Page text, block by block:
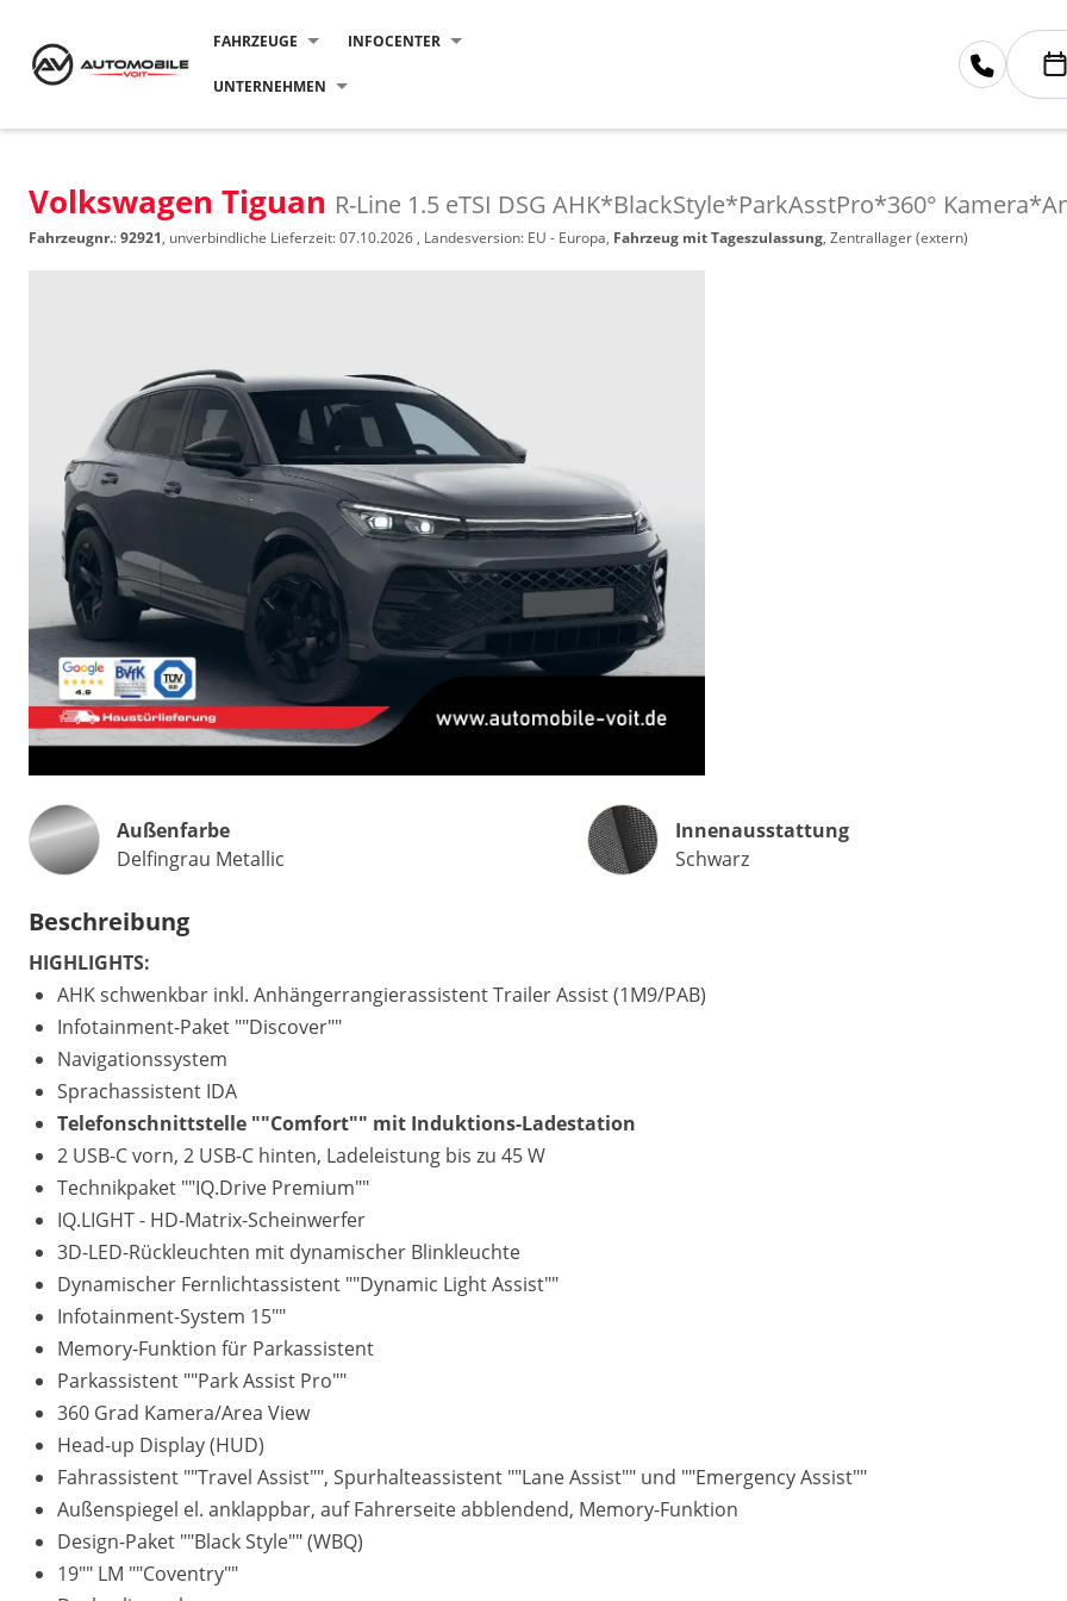
FAHRZEUGE INFOCENTER
UNTERNEHMEN
Volkswagen Tiguan R-Line 1.5 eTSI DSG AHK*BlackStyle*ParkAsstPro*360°
Fahrzeugnr.:92921, unverbindliche Lieferzeit:07.10.2026 , Landesversion: EU - Europa, Fahrzeug mit Tageszulassung, Zentrallager (extern)
Außenfarbe
Delfingrau Metallic
InnenausstattungInnenausstattung
Schwarz
Beschreibung
HIGHLIGHTS:
AHK schwenkbar inkl. Anhängerrangierassistent Trailer Assist (1M9/PAB)
Infotainment-Paket ""Discover""
Navigationssystem
Sprachassistent IDA
Telefonschnittstelle ""Comfort"" mit Induktions-Ladestation
2 USB-C vorn, 2 USB-C hinten, Ladeleistung bis zu 45 W
Technikpaket ""IQ.Drive Premium""
IQ.LIGHT - HD-Matrix-Scheinwerfer
3D-LED-Rückleuchten mit dynamischer Blinkleuchte
Dynamischer Fernlichtassistent ""Dynamic Light Assist""
Infotainment-System 15""
Memory-Funktion für Parkassistent
Parkassistent ""Park Assist Pro""
360 Grad Kamera/Area View
Head-up Display (HUD)
Fahrassistent ""Travel Assist"", Spurhalteassistent ""Lane Assist"" und ""Emergency Assist""
Außenspiegel el. anklappbar, auf Fahrerseite abblendend, Memory-Funktion
Design-Paket ""Black Style"" (WBQ)
19"" LM ""Coventry""